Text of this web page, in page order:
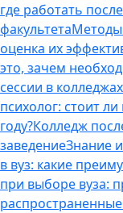
где работать
факультетаМетоды
оценка их
это, зачем
сессии в
психолог: стоит
году?Колледж
заведениеЗнание
в вуз: какие
при выборе вуза: